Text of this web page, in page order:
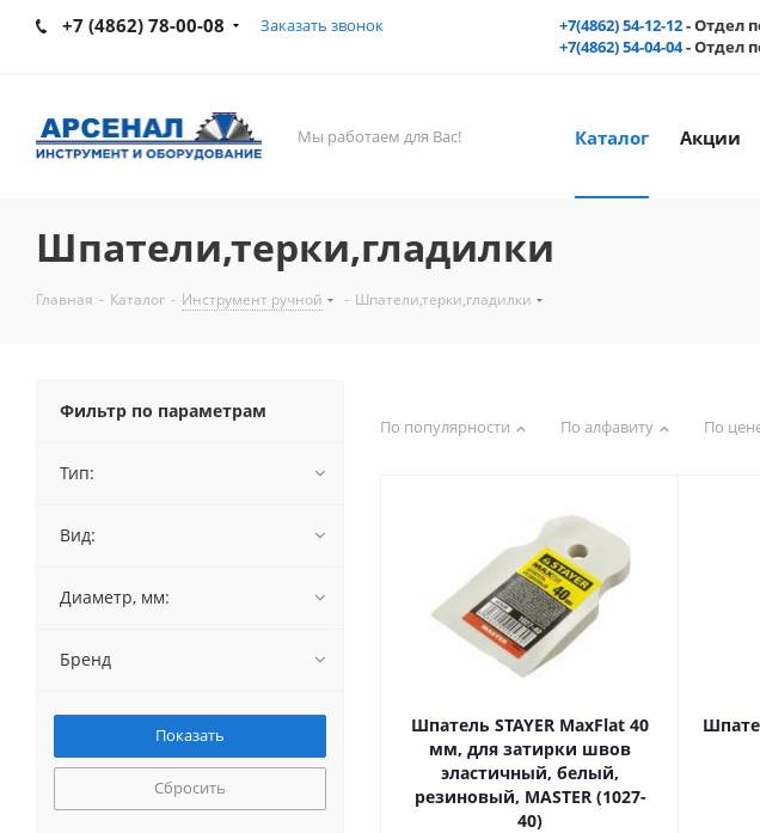
+7 (4862) 78-00-08 Заказать звонок +7(4862) 54-12-12- Отдел
+7(4862) 54-04-04- Отдел
Мы работаем для Вас! Каталог Акции
Шпатели,терки,гладилки
Главная - Каталог - Инструмент ручной - Шпатели,терки,гладилки
По популярности По алфавиту По
Шпатель STAYER MaxFlat 40
мм, для затирки швов
эластичный, белый,
резиновый, MASTER (1027-
40)
Фильтр по параметрам
Тип:
Вид:
Диаметр, мм:
Бренд
Сбросить